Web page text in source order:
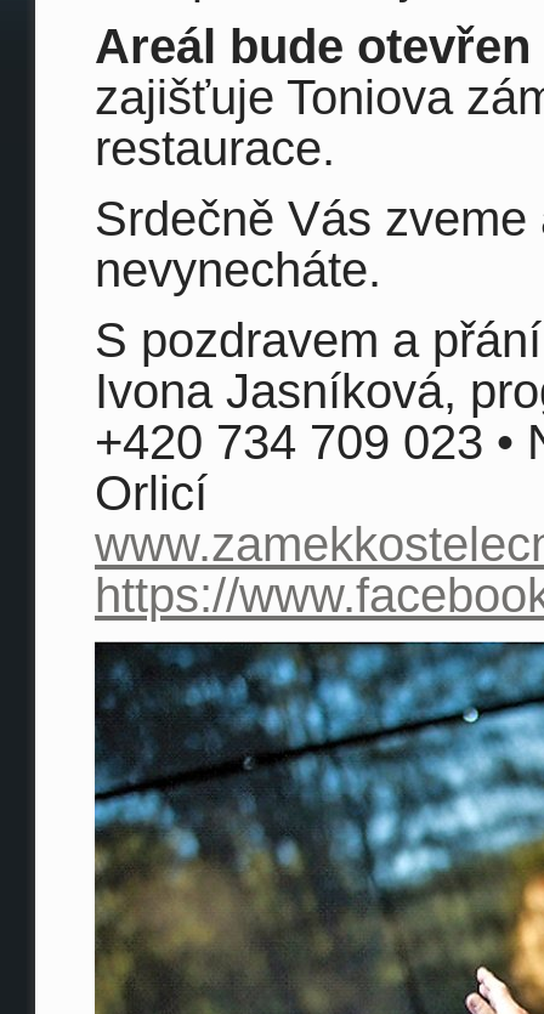
Areál bude
zajišťuje Toniova
restaurace.
Srdečně Vás
nevynecháte.
S pozdravem a
Ivona Jasníková,
+420 734 709 023 •
Orlicí
https://